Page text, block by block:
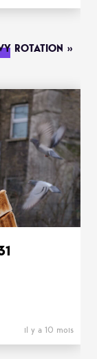
ROTATION »
il y a 10 mois